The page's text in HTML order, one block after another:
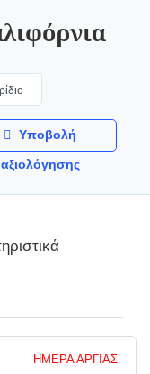
Υποβολή
αξιολόγησης
ΗΜΈΡΑ ΑΡΓΊΑΣ